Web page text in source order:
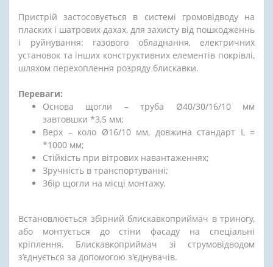
Пристрій застосовується в системі громовідводу на
пласких і шатрових дахах, для захисту від пошкодженнь
і руйнування: газового обладнання, електричних
установок та інших конструктивних елементів покрівлі,
шляхом перехоплення розряду блискавки.
Переваги:
Основа щогли – труба Ø40/30/16/10 мм
завтовшки *3,5 мм;
Верх – коло Ø16/10 мм, довжина стандарт L =
*1000 мм;
Стійкість при вітрових навантаженнях;
Зручність в транспортуванні;
Збір щогли на місці монтажу.
Встановлюється збірний блискавкоприймач в триногу,
або монтується до стіни фасаду на спеціальні
кріплення. Блискавкоприймач зі струмовідводом
з’єднується за допомогою з'єднувачів.